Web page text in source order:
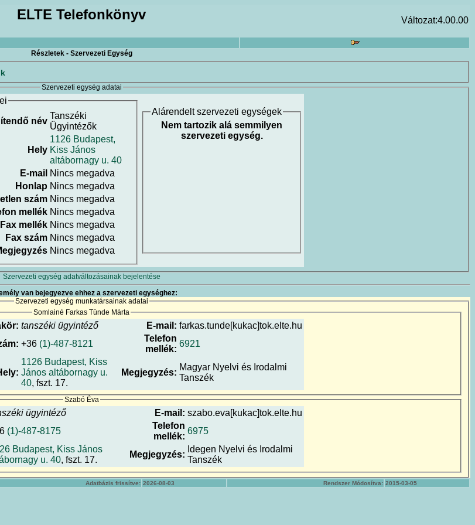
ELTE Telefonkönyv Változat:4.00.00
Részletek - Szervezeti Egység
Szervezeti egység adatai
név
Tanszéki
Ügyintézők
Hely
1126 Budapest,
Kiss János
altábornagy u. 40
E-mail Nincs megadva
Honlap Nincs megadva
szám Nincs megadva
mellék Nincs megadva
Fax mellék Nincs megadva
Fax szám Nincs megadva
Nincs megadva
Alárendelt szervezeti egységek
Nem tartozik alá semmilyen
szervezeti egység.
Szervezeti egység adatváltozásainak bejelentése
van bejegyezve ehhez a szervezeti egységhez:
Szervezeti egység munkatársainak adatai
Somlainé Farkas Tünde Márta
tanszéki ügyintéző E-mail: farkas.tunde[kukac]tok.elte.hu
+36 (1)-487-8121
Telefon
mellék:
6921
1126 Budapest, Kiss
János altábornagy u.
40, fszt. 17.
Megjegyzés:
Magyar Nyelvi és Irodalmi
Tanszék
Szabó Éva
ügyintéző E-mail: szabo.eva[kukac]tok.elte.hu
(1)-487-8175
Telefon
mellék:
6975
Budapest, Kiss János
u. 40, fszt. 17.
Megjegyzés:
Idegen Nyelvi és Irodalmi
Tanszék
Adatbázis frissítve: 2026-08-03 Rendszer Módosítva: 2015-03-05